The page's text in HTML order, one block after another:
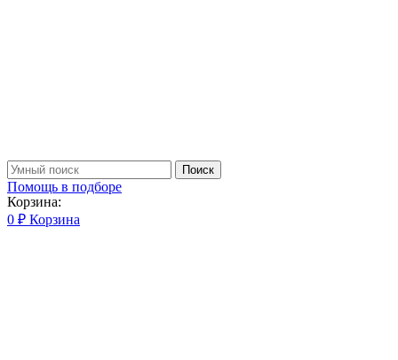
Поиск
Помощь в подборе
Корзина:
0 ₽ Корзина